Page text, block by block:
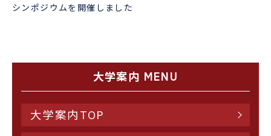
シンポジウムを開催しました
大学案内 MENU
大学案内TOP